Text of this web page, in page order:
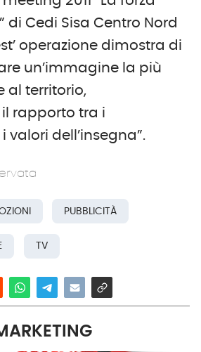
di Cedi Sisa Centro Nord
operazione dimostra di
un’immagine la più
al territorio,
rapporto tra i
valori dell’insegna”.
PUBBLICITÀ
TV